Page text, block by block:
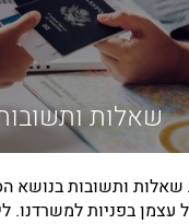
שאלות
שאלות ותשובות בנושא
עצמן בפניות למשרדנו.